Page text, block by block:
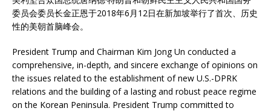
委员会委员长金正恩于2018年6月12日在新加坡举行了首次、历史
性的美朝首脑峰会。
President Trump and Chairman Kim Jong Un conducted a
comprehensive, in-depth, and sincere exchange of opinions on
the issues related to the establishment of new U.S.-DPRK
relations and the building of a lasting and robust peace regime
on the Korean Peninsula. President Trump committed to